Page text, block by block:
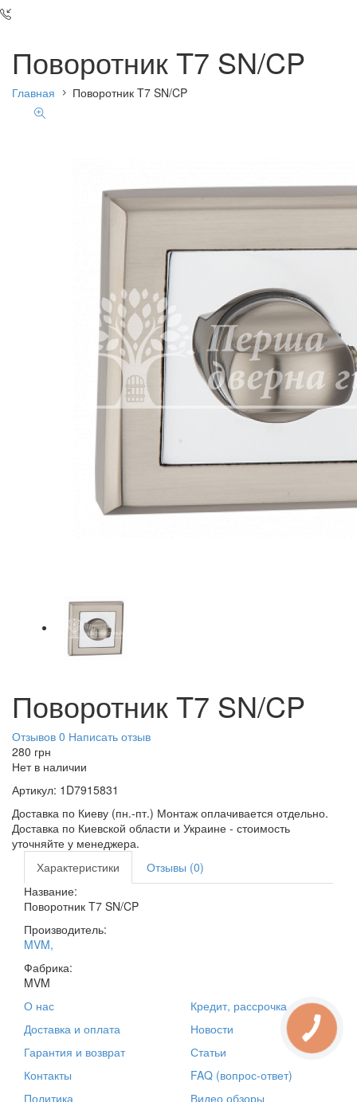
Поворотник T7 SN/CP
Главная Поворотник T7 SN/CP
Поворотник T7 SN/CP
Отзывов 0 Написать отзыв
280 грн
Нет в наличии
Артикул: 1D7915831
Доставка по Киеву (пн.-пт.) Монтаж оплачивается отдельно.
Доставка по Киевской области и Украине - стоимость
уточняйте у менеджера.
Характеристики
Отзывы (0)
Название:
Поворотник T7 SN/CP
Производитель:
MVM,
Фабрика:
MVM
О нас
Доставка и оплата
Гарантия и возврат
Контакты
Политика
Кредит, рассрочка
Новости
Статьи
FAQ (вопрос-ответ)
Видео обзоры